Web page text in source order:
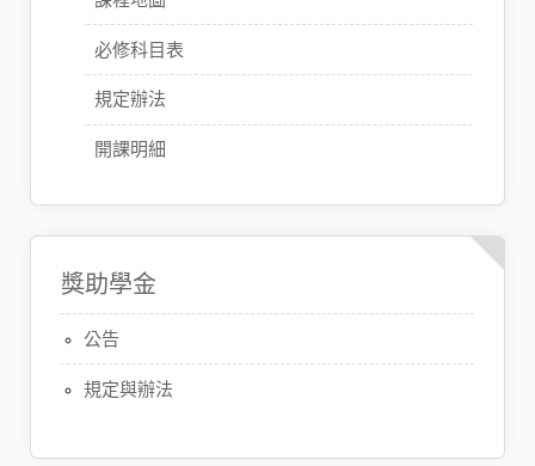
必修科目表
規定辦法
開課明細
獎助學金
公告
規定與辦法